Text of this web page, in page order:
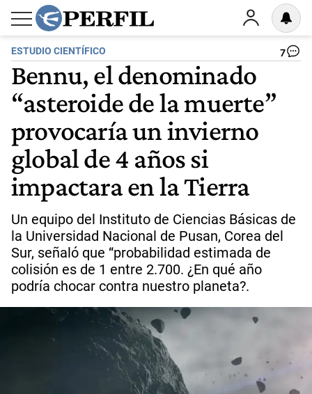
ESTUDIO CIENTÍFICO 7
Bennu, el denominado
“asteroide de la muerte”
provocaría un invierno
global de 4 años si
impactara en la Tierra
Un equipo del Instituto de Ciencias Básicas de
la Universidad Nacional de Pusan, Corea del
Sur, señaló que “probabilidad estimada de
colisión es de 1 entre 2.700. ¿En qué año
podría chocar contra nuestro planeta?.